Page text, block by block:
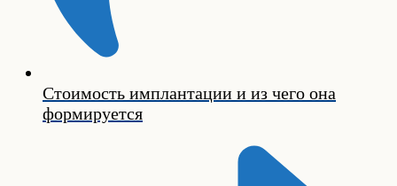
Стоимость имплантации и из чего она
формируется